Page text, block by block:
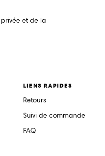
et de la
LIENS RAPIDES
Retours
Suivi de commande
FAQ